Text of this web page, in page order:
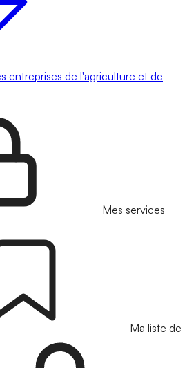
entreprises de l'agriculture et de
Mes services
Ma liste de